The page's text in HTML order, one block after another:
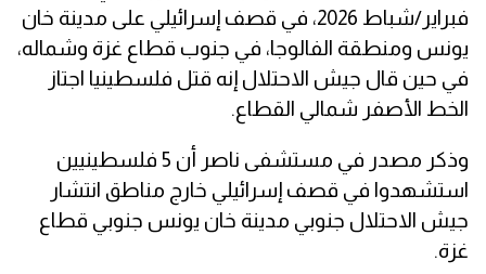
فبراير/شباط 2026، في قصف إسرائيلي على مدينة خان
يونس ومنطقة الفالوجا، في جنوب قطاع غزة وشماله،
في حين قال جيش الاحتلال إنه قتل فلسطينيا اجتاز
الخط الأصفر شمالي القطاع.
وذكر مصدر في مستشفى ناصر أن 5 فلسطينيين
استشهدوا في قصف إسرائيلي خارج مناطق انتشار
جيش الاحتلال جنوبي مدينة خان يونس جنوبي قطاع
غزة.